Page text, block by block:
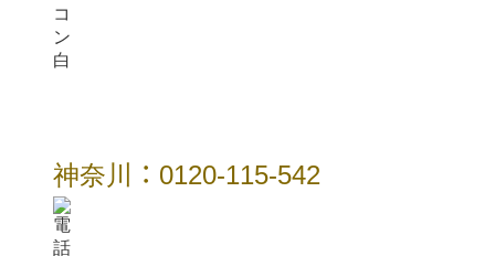
神奈川：0120-115-542